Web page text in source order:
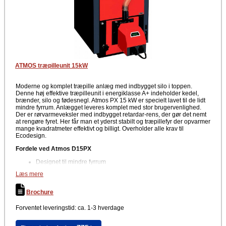
Dybde: 995 mm (uden pillebrænder)
Dybde: 1150 mm (med pillebrænder)
Højde: 1221 mm
Kedelvægt: 287 kg
Det er let at rense røgkanaler ved at aktivere et håndtag der sidder bag
på kedlens top. Når håndtaget aktiveres, løftes retarderne i
vedrørende rengøring og rens henvises til folder/brochure.
Godkendelser: Jvf. producentens oplysninger
Kedelklasse efter EN 303-5:5
Overholder krav til Ecodesign EU 2015/1189
Producent
plads og er designet specielt til de lidt mindre fyrrum. Atmos 10 kW
leveres som et komplet anlæg med kedel, brænder, silo og indbygget
snegl. Dette smarte fyr er meget let at bruge og styrer praktisk talt sig
selv. Der er automatisk styring af kedlen samt automatisk tænding.
også brugt til askeudtagning. Det er et solidt konstrueret fyr der er
mineraluldsisolering mellem kabinet og kedelkroppen.
ATMOS træpilleunit 15kW
Moderne og komplet træpille anlæg med indbygget silo i toppen.
Denne høj effektive træpilleunit i energiklasse A+ indeholder kedel,
brænder, silo og fødesnegl. Atmos PX 15 kW er specielt lavet til de lidt
mindre fyrrum. Anlægget leveres komplet med stor brugervenlighed.
Der er rørvarmeveksler med indbygget retardar-rens, der gør det nemt
at rengøre fyret. Her får man et yderst stabilt og træpillefyr der opvarmer
mange kvadratmeter effektivt og billigt. Overholder alle krav til
Ecodesign.
Fordele ved Atmos D15PX
Designet til mindre fyrrum
Leveres som komplet enhed
Automatisk tænding
Stort keramisk brændkammer
Askeudtag
Indbygget snegl
Indbygget røgsuger
Læs mere
Brochure
Forventet leveringstid: ca. 1-3 hverdage